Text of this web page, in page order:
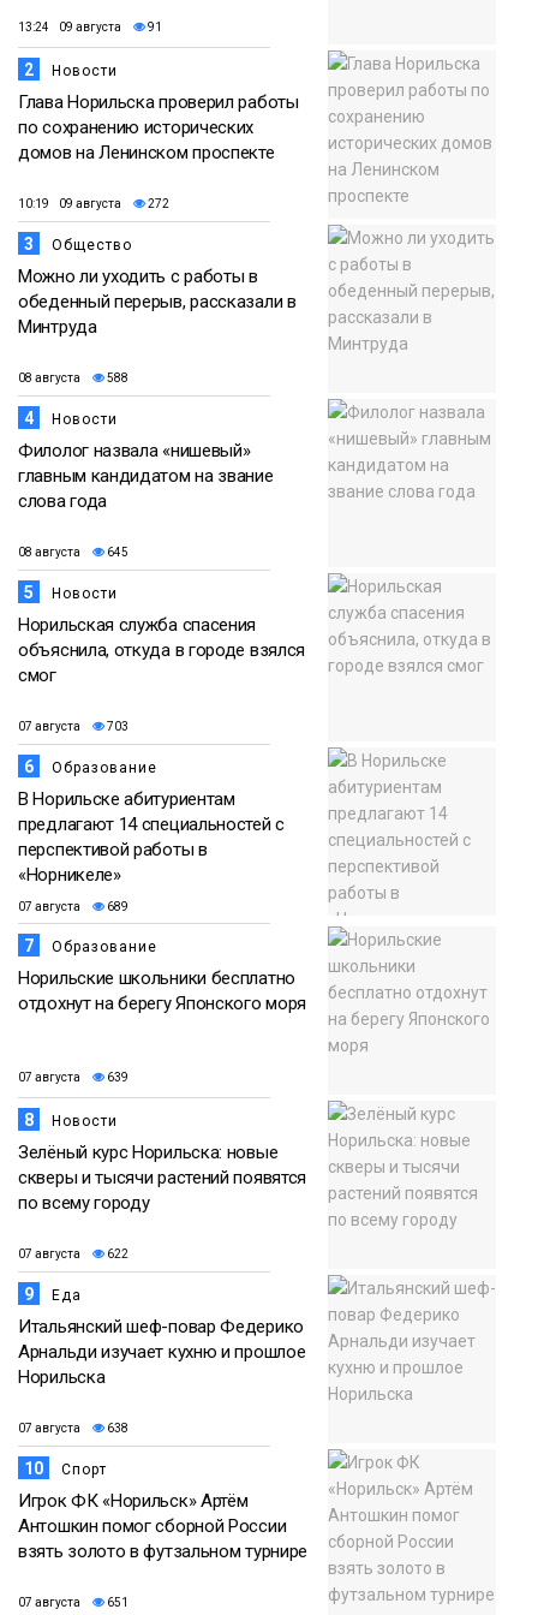
13:24 09 августа 91
2 Новости
Глава Норильска проверил работы
по сохранению исторических
домов на Ленинском проспекте
10:19 09 августа 272
3 Общество
Можно ли уходить с работы в
обеденный перерыв, рассказали в
Минтруда
08 августа 588
4 Новости
Филолог назвала «нишевый»
главным кандидатом на звание
слова года
08 августа 645
5 Новости
Норильская служба спасения
объяснила, откуда в городе взялся
смог
07 августа 703
6 Образование
В Норильске абитуриентам
предлагают 14 специальностей с
перспективой работы в
«Норникеле»
07 августа 689
7 Образование
Норильские школьники бесплатно
отдохнут на берегу Японского моря
07 августа 639
8 Новости
Зелёный курс Норильска: новые
скверы и тысячи растений появятся
по всему городу
07 августа 622
9 Еда
Итальянский шеф-повар Федерико
Арнальди изучает кухню и прошлое
Норильска
07 августа 638
10 Спорт
Игрок ФК «Норильск» Артём
Антошкин помог сборной России
взять золото в футзальном турнире
07 августа 651